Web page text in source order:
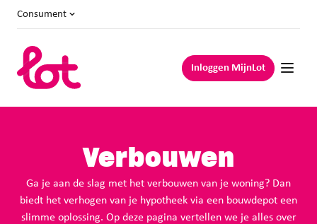
Consument
Inloggen MijnLot
Verbouwen
Ga je aan de slag met het verbouwen van je woning? Dan
biedt het verhogen van je hypotheek via een bouwdepot een
slimme oplossing. Op deze pagina vertellen we je alles over